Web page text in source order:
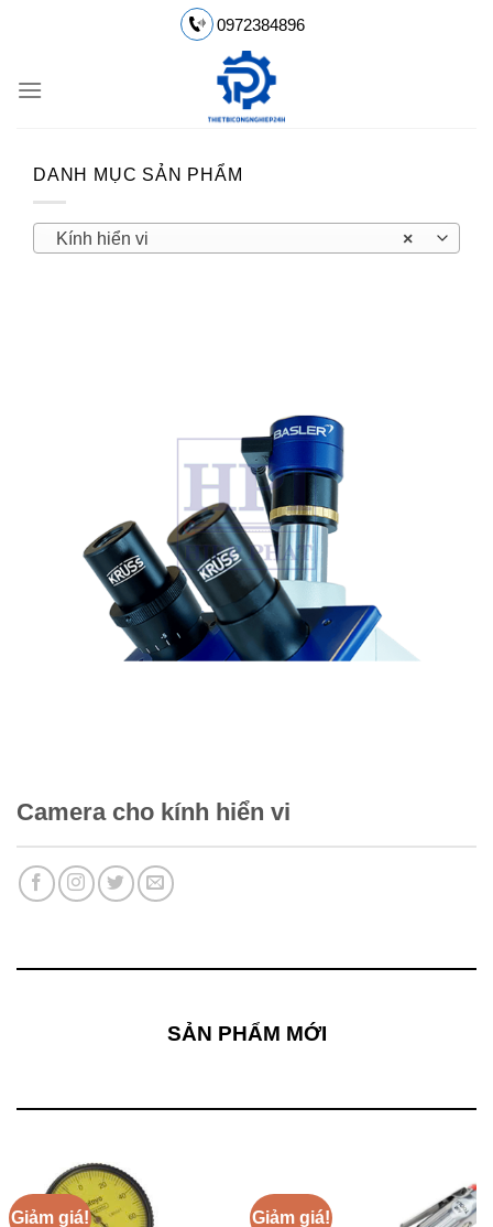
dung
0972384896
DANH MỤC SẢN PHẨM
×
Kính hiển vi
Camera cho kính hiển vi
SẢN PHẨM MỚI
Giảm giá! Giảm giá!